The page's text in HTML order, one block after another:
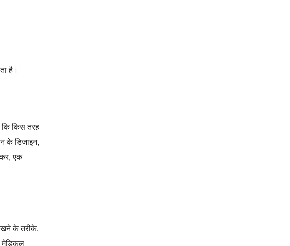
है।
कि किस तरह
के डिजाइन,
एक
के तरीके,
मेडिकल